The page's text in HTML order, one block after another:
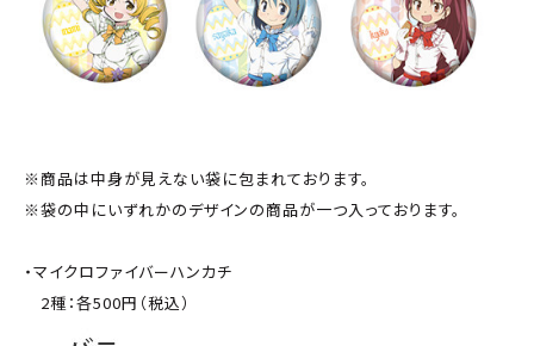
※商品は中身が見えない袋に包まれております。
※袋の中にいずれかのデザインの商品が一つ入っております。
・マイクロファイバーハンカチ
2種：各500円（税込）